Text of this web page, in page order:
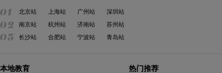
北京站 上海站 广州站
深圳站
南京站
杭州站 济南站
苏州站
长沙站
合肥站 宁波站 青岛站
本地教育 热门推荐